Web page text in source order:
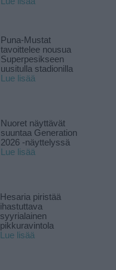
Puna-Mustat
tavoittelee nousua
Superpesikseen
uusitulla stadionilla
Lue lisää
Nuoret näyttävät
suuntaa Generation
2026 -näyttelyssä
Lue lisää
Hesaria piristää
ihastuttava
syyrialainen
pikkuravintola
Lue lisää